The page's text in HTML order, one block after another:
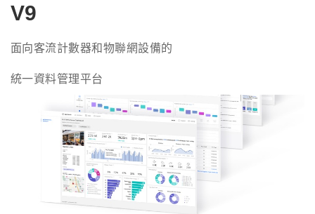
V9
面向客流計數器和物聯網設備的
統一資料管理平台